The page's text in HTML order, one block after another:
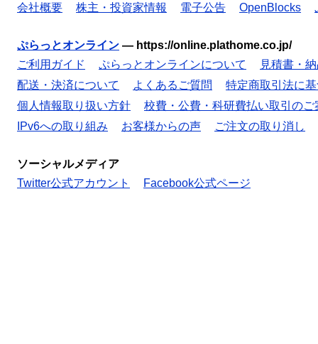
会社概要
株主・投資家情報 電子公告 OpenBlocks
ぷらっとオンライン — https://online.plathome.co.jp/
ご利用ガイド
ぷらっとオンラインについて
見積書・
配送・決済について
よくあるご質問
特定商取引法に
個人情報取り扱い方針
校費・公費・科研費払い取引のご
IPv6への取り組み
お客様からの声 ご注文の取り消し
ソーシャルメディア
Twitter公式アカウント
Facebook公式ページ